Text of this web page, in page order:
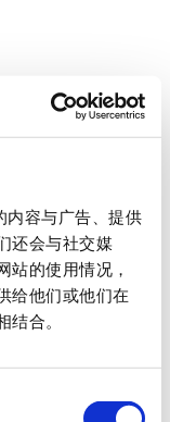
内容与广告、提供
还会与社交媒
站的使用情况，
给他们或他们在
结合。